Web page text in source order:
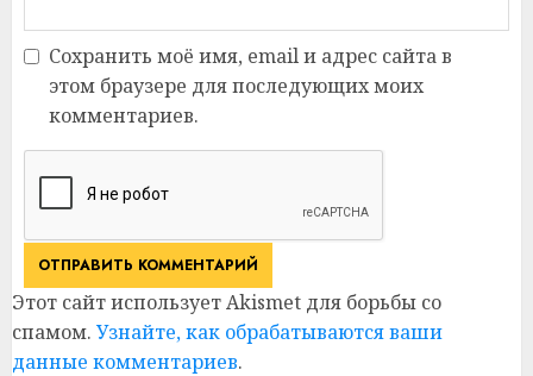
Сохранить моё имя, email и адрес сайта в
этом браузере для последующих моих
комментариев.
Этот сайт использует Akismet для борьбы со
спамом. Узнайте, как обрабатываются ваши
данные комментариев.